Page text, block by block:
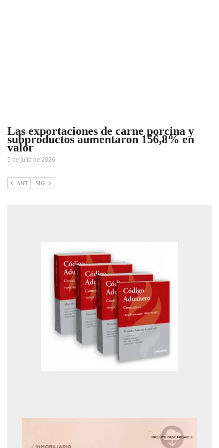
Las exportaciones de carne porcina y
subproductos aumentaron 156,8% en
valor
5 de julio de 2026
ANT SIG